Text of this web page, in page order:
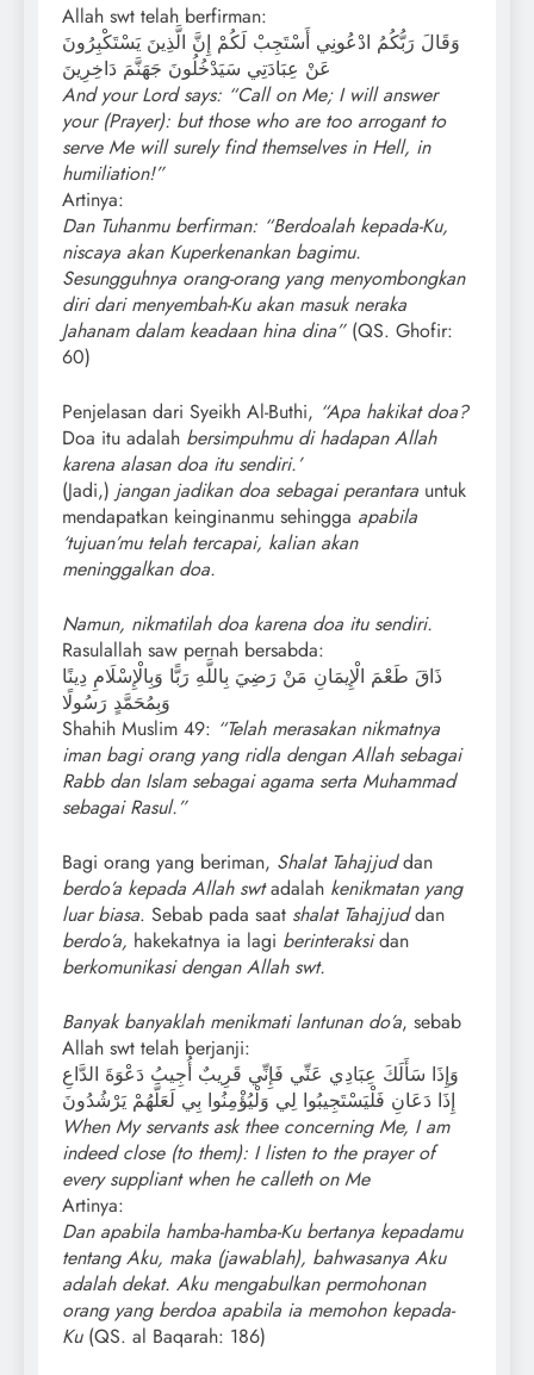
Allah swt telah berfirman:
وَقَالَ رَبُّكُمُ ادْعُونِي أَسْتَجِبْ لَكُمْ إِنَّ الَّذِينَ يَسْتَكْبِرُونَ
عَنْ عِبَادَتِي سَيَدْخُلُونَ جَهَنَّمَ دَاخِرِينَ
And your Lord says: “Call on Me; I will answer
your (Prayer): but those who are too arrogant to
serve Me will surely find themselves in Hell, in
humiliation!”
Artinya:
Dan Tuhanmu berfirman: “Berdoalah kepada-Ku,
niscaya akan Kuperkenankan bagimu.
Sesungguhnya orang-orang yang menyombongkan
diri dari menyembah-Ku akan masuk neraka
Jahanam dalam keadaan hina dina”(QS. Ghofir:
60)
Penjelasan dari Syeikh Al-Buthi, “Apa hakikat doa?
Doa itu adalah bersimpuhmu di hadapan Allah
karena alasan doa itu sendiri.’
(Jadi,) jangan jadikan doa sebagai perantara untuk
mendapatkan keinginanmu sehingga apabila
‘tujuan’mu telah tercapai, kalian akan
meninggalkan doa.
Namun, nikmatilah doa karena doa itu sendiri.
Rasulallah saw pernah bersabda:
ذَاقَ طَعْمَ الْإِيمَانِ مَنْ رَضِيَ بِاللَّهِ رَبًّا وَبِالْإِسْلَامِ دِينًا
وَبِمُحَمَّدٍ رَسُولًا
Shahih Muslim 49: “Telah merasakan nikmatnya
iman bagi orang yang ridla dengan Allah sebagai
Rabb dan Islam sebagai agama serta Muhammad
sebagai Rasul.”
Bagi orang yang beriman, Shalat Tahajjuddan
berdo’a kepada Allah swtadalah kenikmatan yang
luar biasa. Sebab pada saat shalat Tahajjuddan
berdo’a, hakekatnya ia lagi berinteraksidan
berkomunikasi dengan Allah swt.
Banyak banyaklah menikmati lantunan do’a, sebab
Allah swt telah berjanji:
وَإِذَا سَأَلَكَ عِبَادِي عَنِّي فَإِنِّي قَرِيبٌ أُجِيبُ دَعْوَةَ الدَّاعِ
إِذَا دَعَانِ فَلْيَسْتَجِيبُوا لِي وَلْيُؤْمِنُوا بِي لَعَلَّهُمْ يَرْشُدُونَ
When My servants ask thee concerning Me, I am
indeed close (to them): I listen to the prayer of
every suppliant when he calleth on Me
Artinya:
Dan apabila hamba-hamba-Ku bertanya kepadamu
tentang Aku, maka (jawablah), bahwasanya Aku
adalah dekat. Aku mengabulkan permohonan
orang yang berdoa apabila ia memohon kepada-
Ku(QS. al Baqarah: 186)